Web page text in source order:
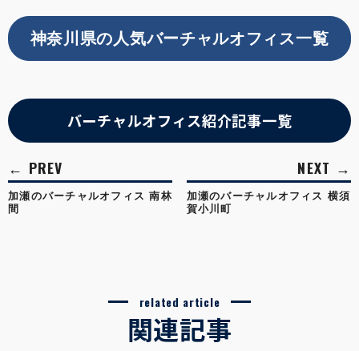
神奈川県の人気バーチャルオフィス一覧
バーチャルオフィス紹介記事一覧
加瀬のバーチャルオフィス 南林
間
加瀬のバーチャルオフィス 横須
賀小川町
related article
関連記事